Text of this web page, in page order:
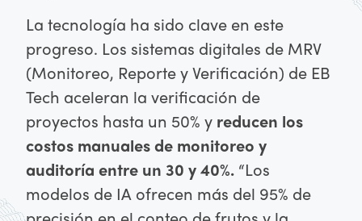
La tecnología ha sido clave en este
progreso. Los sistemas digitales de MRV
(Monitoreo, Reporte y Verificación) de EB
Tech aceleran la verificación de
proyectos hasta un 50% y reducen los
costos manuales de monitoreo y
auditoría entre un 30 y 40%. “Los
modelos de IA ofrecen más del 95% de